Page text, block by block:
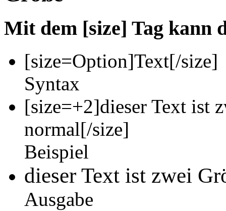
Mit dem [size] Tag kann
[size=Option]Text[/size]
Syntax
[size=+2]dieser Text ist
normal[/size]
Beispiel
dieser Text ist zwei
Ausgabe